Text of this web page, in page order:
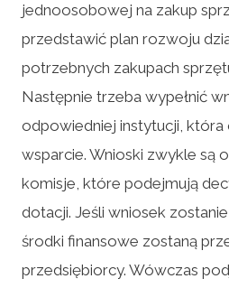
jednoosobowej na zakup
przedstawić plan rozwoju
potrzebnych zakupach
Następnie trzeba wypełnić
odpowiedniej instytucji, która
wsparcie. Wnioski zwykle są
komisje, które podejmują
dotacji. Jeśli wniosek
środki finansowe zostaną
przedsiębiorcy. Wówczas